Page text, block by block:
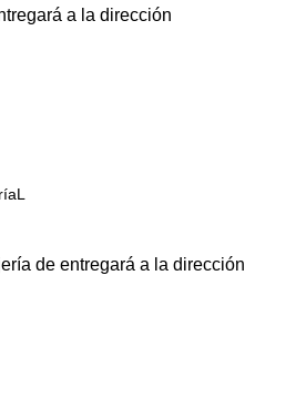
a la dirección
de entregará a la dirección